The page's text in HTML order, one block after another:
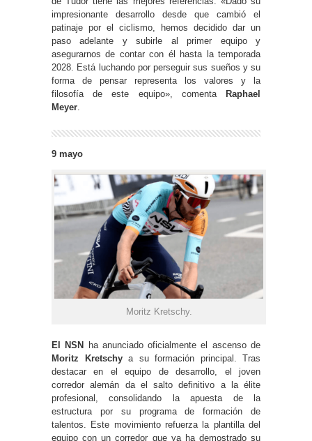
impresionante desarrollo desde que cambió el
patinaje por el ciclismo, hemos decidido dar un
paso adelante y subirle al primer equipo y
asegurarnos de contar con él hasta la temporada
2028. Está luchando por perseguir sus sueños y su
forma de pensar representa los valores y la
filosofía de este equipo», comenta
Raphael
Meyer.
9 mayo
Moritz Kretschy.
El NSN
ha anunciado oficialmente el ascenso de
Moritz Kretschya su formación principal. Tras
destacar en el equipo de desarrollo, el joven
corredor alemán da el salto definitivo a la élite
profesional, consolidando la apuesta de la
estructura por su programa de formación de
talentos. Este movimiento refuerza la plantilla del
equipo con un corredor que ya ha demostrado su